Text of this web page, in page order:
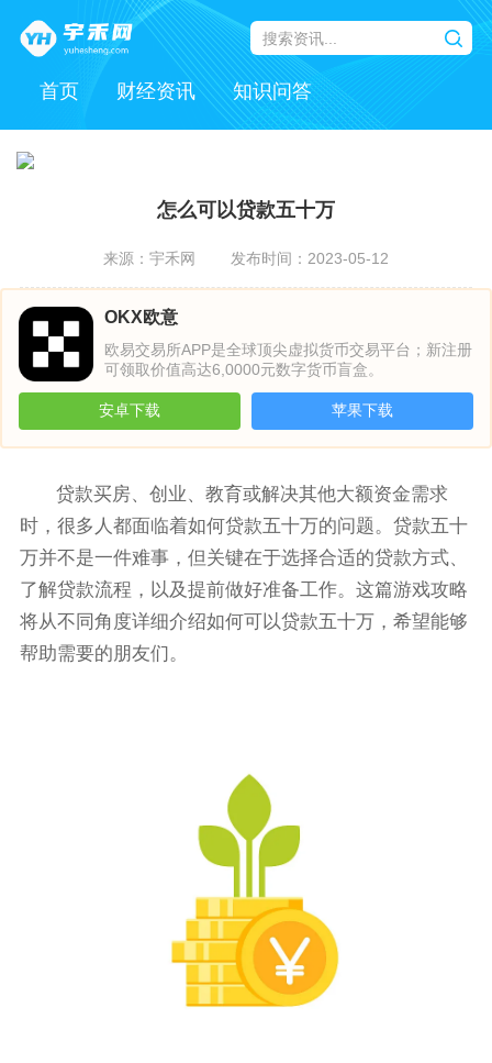
首页 财经资讯 知识问答
怎么可以贷款五十万
来源：宇禾网 发布时间：2023-05-12
OKX欧意
欧易交易所APP是全球顶尖虚拟货币交易平台；新注册
可领取价值高达6,0000元数字货币盲盒。
安卓下载 苹果下载
贷款买房、创业、教育或解决其他大额资金需求
时，很多人都面临着如何贷款五十万的问题。贷款五十
万并不是一件难事，但关键在于选择合适的贷款方式、
了解贷款流程，以及提前做好准备工作。这篇游戏攻略
将从不同角度详细介绍如何可以贷款五十万，希望能够
帮助需要的朋友们。